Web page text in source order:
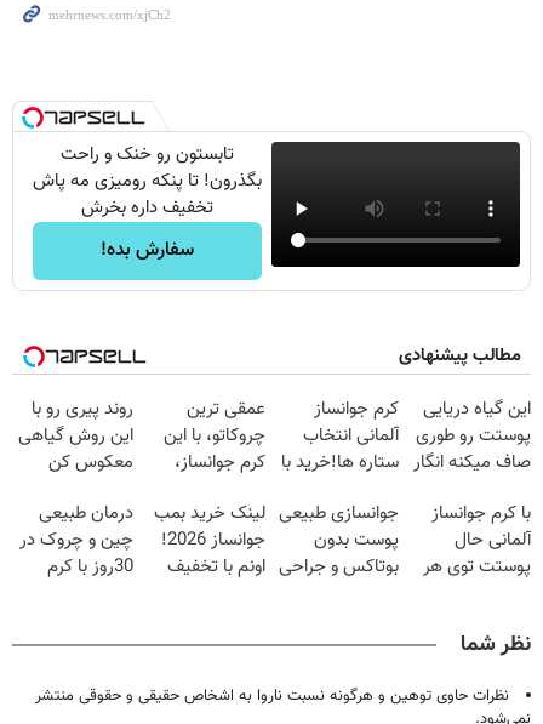
تابستون رو خنک و راحت
بگذرون! تا پنکه رومیزی مه پاش
تخفیف داره بخرش
سفارش بده!
مطالب پیشنهادی
این گیاه دریایی
پوستت رو طوری
صاف میکنه انگار
شدی🔥
کرم جوانساز
آلمانی انتخاب
ستاره ها!خرید با
عمقی ترین
چروکاتو، با این
کرم جوانساز،
تخفیف سفارش
فوری)
روند پیری رو با
این روش گیاهی
معکوس کن
با کرم جوانساز
آلمانی حال
پوستت توی هر
جوانسازی طبیعی
پوست بدون
بوتاکس و جراحی
لینک خرید بمب
جوانساز 2026!
اونم با تخفیف
درمان طبیعی
چین و چروک در
30روز با کرم
نظر شما
نظرات حاوی توهین و هرگونه نسبت ناروا به اشخاص حقیقی و حقوقی منتشر